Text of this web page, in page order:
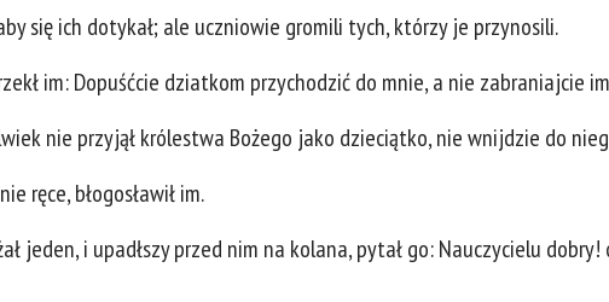
się ich dotykał; ale uczniowie gromili tych, którzy je przynosili.
im: Dopuśćcie dziatkom przychodzić do mnie, a nie zabraniajcie
nie przyjął królestwa Bożego jako dzieciątko, nie wnijdzie do
ręce, błogosławił im.
jeden, i upadłszy przed nim na kolana, pytał go: Nauczycielu